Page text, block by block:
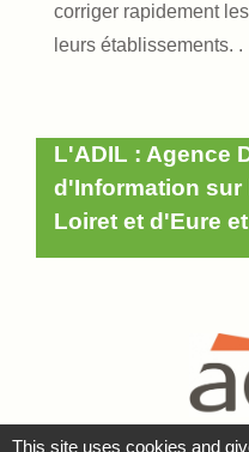
corriger rapidement
leurs établissements. .
L'ADIL : Agence
d'Information sur
Loiret et d'Eure
This site uses cookies and